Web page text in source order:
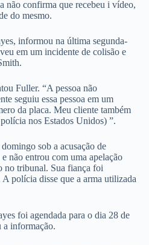
não confirma que recebeu i vídeo,
do mesmo.
informou na última segunda-
em um incidente de colisão e
Fuller. “A pessoa não
seguiu essa pessoa em um
da placa. Meu cliente também
nos Estados Unidos) ”.
sob a acusação de
não entrou com uma apelação
no tribunal. Sua fiança foi
polícia disse que a arma utilizada
foi agendada para o dia 28 de
informação.